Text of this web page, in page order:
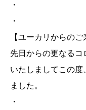
・
・
【ユーカリからの
先日からの更なるコ
いたしましてこの度
ました。
・